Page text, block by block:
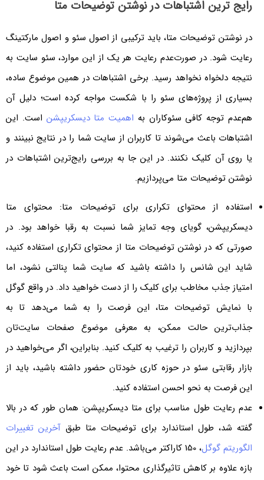
رایج‌ ترین اشتباهات در نوشتن توضیحات متا
در نوشتن توضیحات متا، باید ترکیبی از اصول سئو و اصول مارکتینگ
رعایت شود. در صورت‌عدم رعایت هر یک از این موارد، سئو سایت به
نتیجه دلخواه نخواهد رسید. برخی اشتباهات در همین موضوع ساده،
بسیاری از پروژه‌های سئو را با شکست مواجه کرده است؛ دلیل آن
هم‌عدم توجه کافی سئوکاران به اهمیت متا دیسکریپشناست. این
اشتباهات باعث می‌شوند تا کاربران از سایت شما را در نتایج نبینند و
یا روی آن کلیک نکنند. در این جا به بررسی رایج‌ترین اشتباهات در
نوشتن توضیحات متا می‌پردازیم.
استفاده از محتوای تکراری برای توضیحات متا: محتوای متا
دیسکریپشن، گویای وجه تمایز شما نسبت به رقبا خواهد بود. در
صورتی که در نوشتن توضیحات متا از محتوای تکراری استفاده کنید،
شاید این شانس را داشته باشید که سایت شما پنالتی نشود، اما
امتیاز جذب مخاطب برای کلیک را از دست خواهید داد. در واقع گوگل
با نمایش توضیحات متا، این فرصت را به شما می‌دهد تا به
جذاب‌ترین حالت ممکن، به معرفی موضوع صفحات سایت‌تان
بپردازید و کاربران را ترغیب به کلیک کنید. بنابراین، اگر می‌خواهید در
بازار رقابتی سئو در حوزه کاری خودتان حضور داشته باشید، باید از
این فرصت به نحو احسن استفاده کنید.
‌عدم رعایت طول مناسب برای متا دیسکریپشن: همان طور که در بالا
گفته شد، طول استاندارد برای توضیحات متا طبق آخرین تغییرات
الگوریتم گوگل
، 150 کاراکتر می‌باشد. عدم رعایت طول استاندارد در این
بازه علاوه بر کاهش تاثیرگذاری محتوا، ممکن است باعث شود تا خود